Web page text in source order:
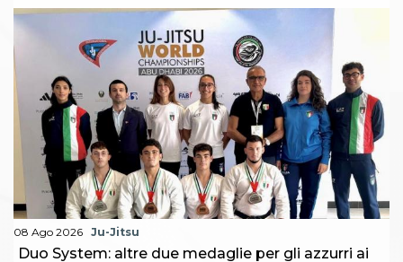
08 Ago 2026 Ju-Jitsu
Duo System: altre due medaglie per gli azzurri ai